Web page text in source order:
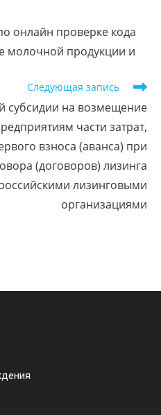
онлайн проверке кода
молочной продукции и
Следующая запись
субсидии на возмещение
части затрат,
взноса (аванса) при
(договоров) лизинга
лизинговыми
организациями